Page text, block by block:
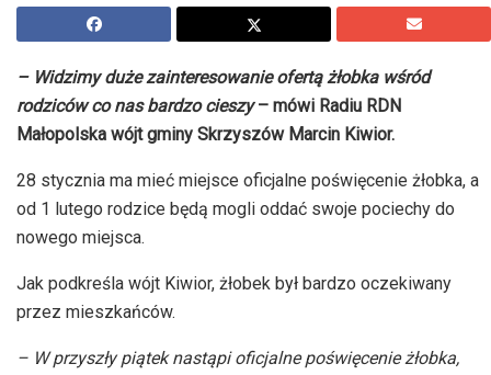
– Widzimy duże zainteresowanie ofertą żłobka wśród
rodziców co nas bardzo cieszy– mówi Radiu RDN
Małopolska wójt gminy Skrzyszów Marcin Kiwior.
28 stycznia ma mieć miejsce oficjalne poświęcenie żłobka, a
od 1 lutego rodzice będą mogli oddać swoje pociechy do
nowego miejsca.
Jak podkreśla wójt Kiwior, żłobek był bardzo oczekiwany
przez mieszkańców.
– W przyszły piątek nastąpi oficjalne poświęcenie żłobka,